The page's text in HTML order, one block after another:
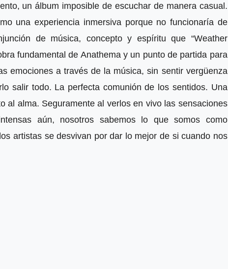
un álbum imposible de escuchar de manera casual.
una experiencia inmersiva porque no funcionaría de
de música, concepto y espíritu que “Weather
fundamental de Anathema y un punto de partida para
emociones a través de la música, sin sentir vergüenza
salir todo. La perfecta comunión de los sentidos. Una
al alma. Seguramente al verlos en vivo las sensaciones
aún, nosotros sabemos lo que somos como
artistas se desvivan por dar lo mejor de si cuando nos